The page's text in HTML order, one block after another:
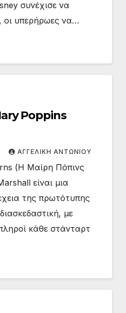
συνέχισε να
οι υπερήρωες να…
Poppins
ΑΓΓΕΛΙΚΉ ΑΝΤΩΝΊΟΥ
(Η Μαίρη Πόπινς
είναι μια
της πρωτότυπης
με
κάθε στάνταρτ